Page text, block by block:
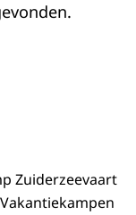
Zuiderzeevaart